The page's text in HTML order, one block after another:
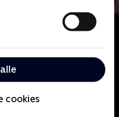
cookies
på magiske